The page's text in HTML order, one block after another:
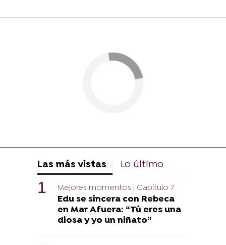
Las más vistas Lo último
Mejores momentos | Capítulo 7
Edu se sincera con Rebeca
en Mar Afuera: “Tú eres una
diosa y yo un niñato”